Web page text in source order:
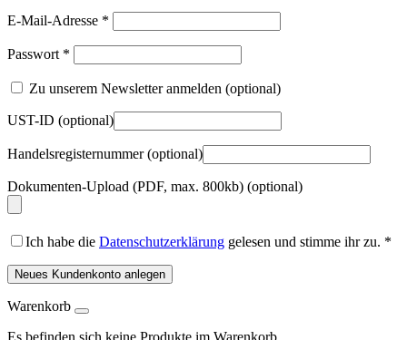
E-Mail-Adresse *
Passwort *
Zu unserem Newsletter anmelden (optional)
UST-ID (optional)
Handelsregisternummer(optional)
Dokumenten-Upload (PDF, max. 800kb) (optional)
Ich habe die Datenschutzerklärung gelesen und stimme ihr zu. *
Neues Kundenkonto anlegen
Warenkorb
Es befinden sich keine Produkte im Warenkorb.